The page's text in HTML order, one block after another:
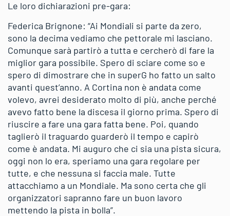
Le loro dichiarazioni pre-gara:
Federica Brignone: “Ai Mondiali si parte da zero,
sono la decima vediamo che pettorale mi lasciano.
Comunque sarà partirò a tutta e cercherò di fare la
miglior gara possibile. Spero di sciare come so e
spero di dimostrare che in superG ho fatto un salto
avanti quest’anno. A Cortina non è andata come
volevo, avrei desiderato molto di più, anche perché
avevo fatto bene la discesa il giorno prima. Spero di
riuscire a fare una gara fatta bene. Poi, quando
taglierò il traguardo guarderò il tempo e capirò
come è andata. Mi auguro che ci sia una pista sicura,
oggi non lo era, speriamo una gara regolare per
tutte, e che nessuna si faccia male. Tutte
attacchiamo a un Mondiale. Ma sono certa che gli
organizzatori sapranno fare un buon lavoro
mettendo la pista in bolla”.